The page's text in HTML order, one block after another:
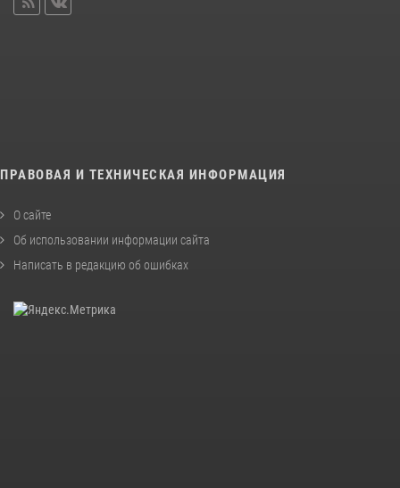
ПРАВОВАЯ И ТЕХНИЧЕСКАЯ ИНФОРМАЦИЯ
О сайте
Об использовании информации сайта
Написать в редакцию об ошибках